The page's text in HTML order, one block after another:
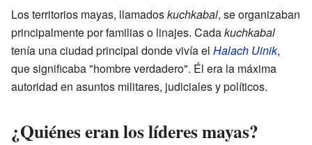
Los territorios mayas, llamadoskuchkabal, se organizaban
principalmente por familias o linajes. Cadakuchkabal
tenía una ciudad principal donde vivía el Halach Uinik,
que significaba "hombre verdadero". Él era la máxima
autoridad en asuntos militares, judiciales y políticos.
¿Quiénes eran los líderes mayas?